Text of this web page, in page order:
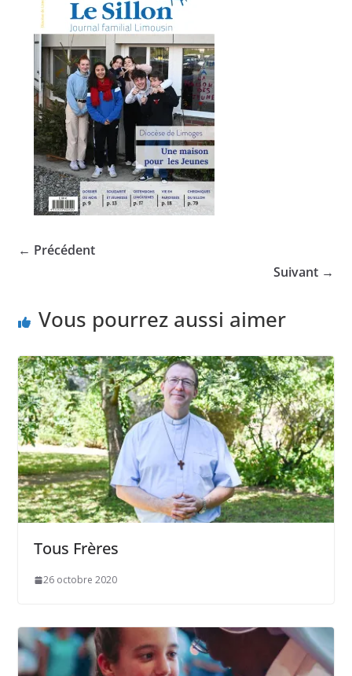
← Précédent
Suivant →
Vous pourrez aussi aimer
Tous Frères
26 octobre 2020